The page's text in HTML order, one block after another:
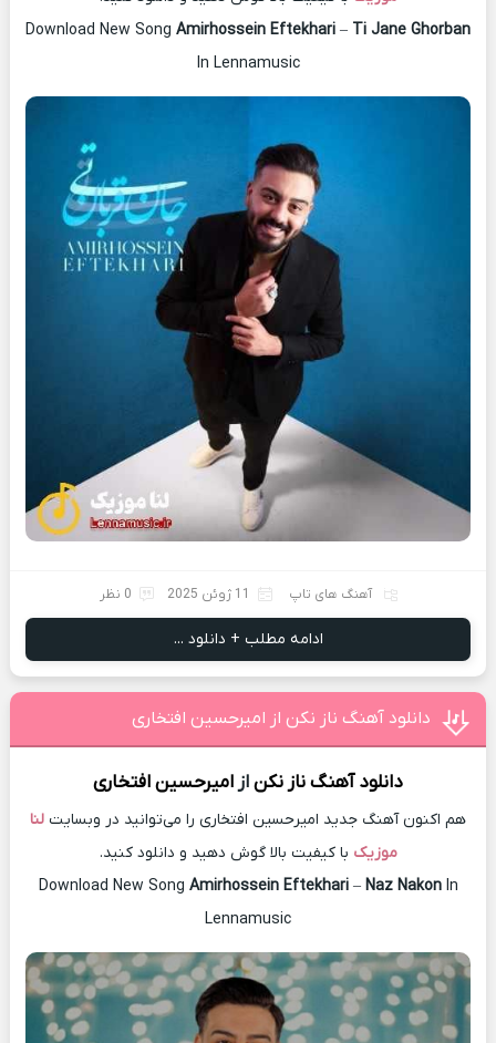
Download New Song Amirhossein Eftekhari – Ti Jane Ghorban
In Lennamusic
آهنگ های تاپ 11 ژوئن 2025 0 نظر
ادامه مطلب + دانلود ...
دانلود آهنگ ناز نکن از امیرحسین افتخاری
دانلود آهنگناز نکنازامیرحسین افتخاری
هم اکنون آهنگ جدید امیرحسین افتخاری را می‌توانید در وبسایت لنا
موزیک با کیفیت بالا گوش دهید و دانلود کنید.
Download New Song Amirhossein Eftekhari– Naz NakonIn
Lennamusic